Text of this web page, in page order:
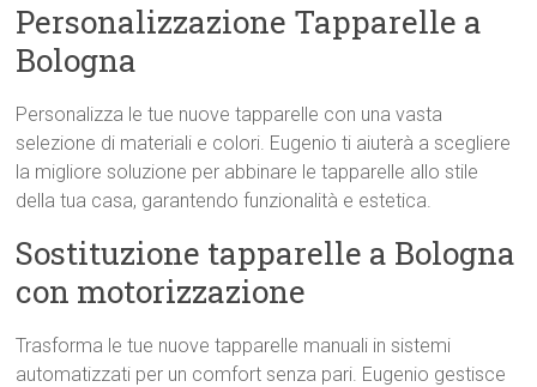
Personalizzazione Tapparelle a
Bologna
Personalizza le tue nuove tapparelle con una vasta
selezione di materiali e colori. Eugenio ti aiuterà a scegliere
la migliore soluzione per abbinare le tapparelle allo stile
della tua casa, garantendo funzionalità e estetica.
Sostituzione tapparelle a Bologna
con motorizzazione
Trasforma le tue nuove tapparelle manuali in sistemi
automatizzati per un comfort senza pari. Eugenio gestisce